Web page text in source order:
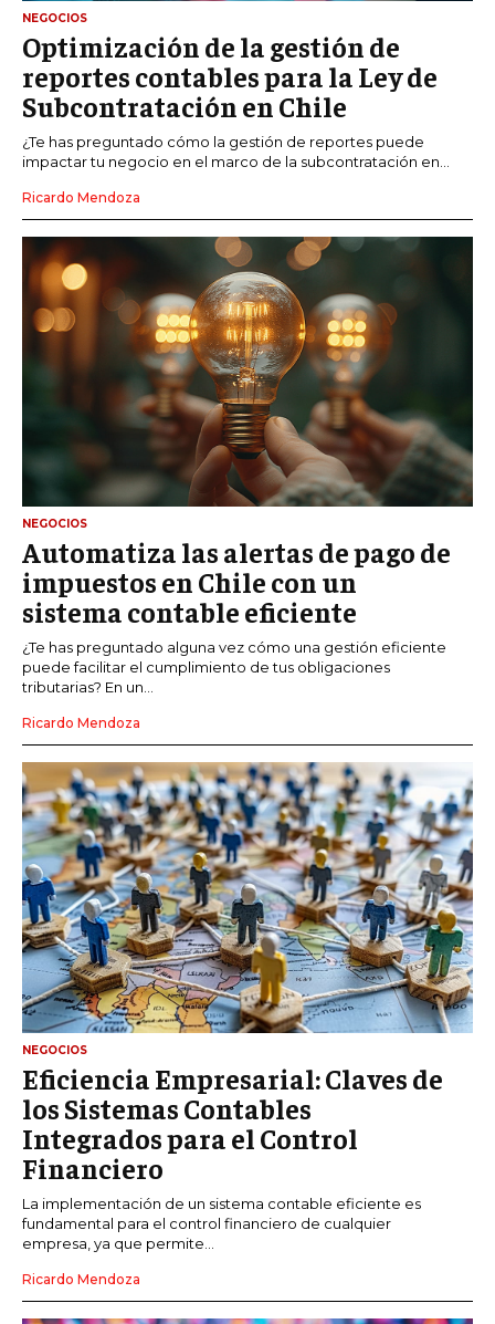
NEGOCIOS
Optimización de la gestión de
reportes contables para la Ley de
Subcontratación en Chile
¿Te has preguntado cómo la gestión de reportes puede
impactar tu negocio en el marco de la subcontratación en...
Ricardo Mendoza
NEGOCIOS
Automatiza las alertas de pago de
impuestos en Chile con un
sistema contable eficiente
¿Te has preguntado alguna vez cómo una gestión eficiente
puede facilitar el cumplimiento de tus obligaciones
tributarias? En un...
Ricardo Mendoza
NEGOCIOS
Eficiencia Empresarial: Claves de
los Sistemas Contables
Integrados para el Control
Financiero
La implementación de un sistema contable eficiente es
fundamental para el control financiero de cualquier
empresa, ya que permite...
Ricardo Mendoza